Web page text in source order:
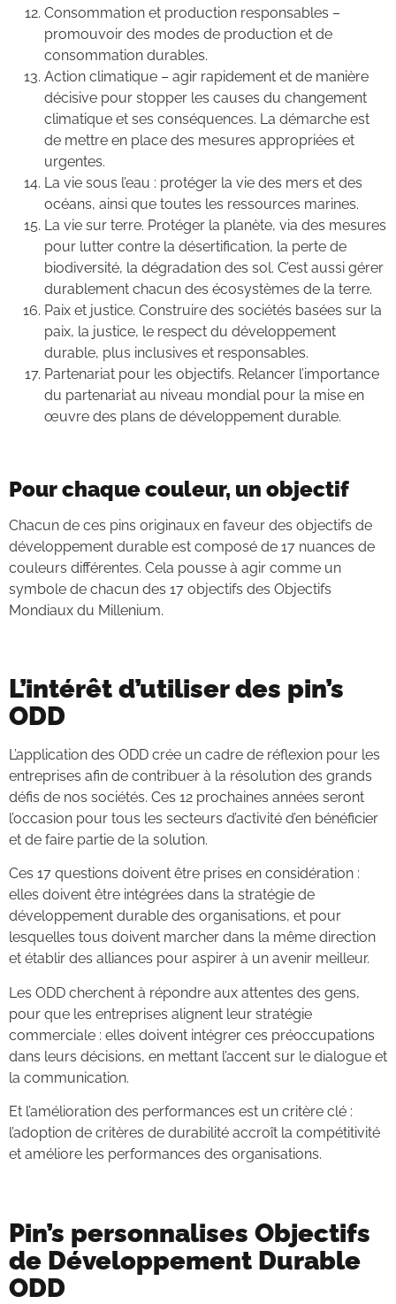
Consommation et production responsables –
promouvoir des modes de production et de
consommation durables.
Action climatique – agir rapidement et de manière
décisive pour stopper les causes du changement
climatique et ses conséquences. La démarche est
de mettre en place des mesures appropriées et
urgentes.
La vie sous l’eau : protéger la vie des mers et des
océans, ainsi que toutes les ressources marines.
La vie sur terre. Protéger la planète, via des mesures
pour lutter contre la désertification, la perte de
biodiversité, la dégradation des sol. C’est aussi gérer
durablement chacun des écosystèmes de la terre.
Paix et justice. Construire des sociétés basées sur la
paix, la justice, le respect du développement
durable, plus inclusives et responsables.
Partenariat pour les objectifs. Relancer l’importance
du partenariat au niveau mondial pour la mise en
œuvre des plans de développement durable.
Pour chaque couleur, un objectif
Chacun de ces pins originaux en faveur des objectifs de
développement durable est composé de 17 nuances de
couleurs différentes. Cela pousse à agir comme un
symbole de chacun des 17 objectifs des Objectifs
Mondiaux du Millenium.
L’intérêt d’utiliser des pin’s
ODD
L’application des ODD crée un cadre de réflexion pour les
entreprises afin de contribuer à la résolution des grands
défis de nos sociétés. Ces 12 prochaines années seront
l’occasion pour tous les secteurs d’activité d’en bénéficier
et de faire partie de la solution.
Ces 17 questions doivent être prises en considération :
elles doivent être intégrées dans la stratégie de
développement durable des organisations, et pour
lesquelles tous doivent marcher dans la même direction
et établir des alliances pour aspirer à un avenir meilleur.
Les ODD cherchent à répondre aux attentes des gens,
pour que les entreprises alignent leur stratégie
commerciale : elles doivent intégrer ces préoccupations
dans leurs décisions, en mettant l’accent sur le dialogue et
la communication.
Et l’amélioration des performances est un critère clé :
l’adoption de critères de durabilité accroît la compétitivité
et améliore les performances des organisations.
Pin’s personnalises Objectifs
de Développement Durable
ODD